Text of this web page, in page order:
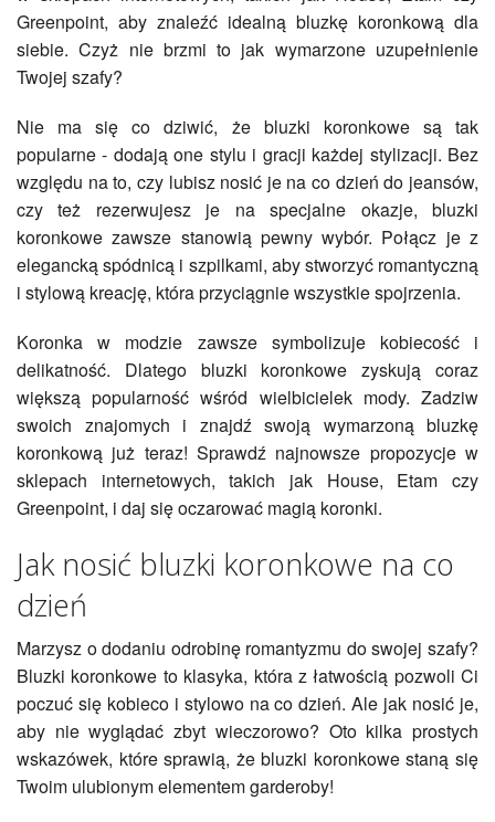
Greenpoint, aby znaleźć idealną bluzkę koronkową dla
siebie. Czyż nie brzmi to jak wymarzone uzupełnienie
Twojej szafy?
Nie ma się co dziwić, że bluzki koronkowe są tak
popularne - dodają one stylu i gracji każdej stylizacji. Bez
względu na to, czy lubisz nosić je na co dzień do jeansów,
czy też rezerwujesz je na specjalne okazje, bluzki
koronkowe zawsze stanowią pewny wybór. Połącz je z
elegancką spódnicą i szpilkami, aby stworzyć romantyczną
i stylową kreację, która przyciągnie wszystkie spojrzenia.
Koronka w modzie zawsze symbolizuje kobiecość i
delikatność. Dlatego bluzki koronkowe zyskują coraz
większą popularność wśród wielbicielek mody. Zadziw
swoich znajomych i znajdź swoją wymarzoną bluzkę
koronkową już teraz! Sprawdź najnowsze propozycje w
sklepach internetowych, takich jak House, Etam czy
Greenpoint, i daj się oczarować magią koronki.
Jak nosić bluzki koronkowe na co
dzień
Marzysz o dodaniu odrobinę romantyzmu do swojej szafy?
Bluzki koronkowe to klasyka, która z łatwością pozwoli Ci
poczuć się kobieco i stylowo na co dzień. Ale jak nosić je,
aby nie wyglądać zbyt wieczorowo? Oto kilka prostych
wskazówek, które sprawią, że bluzki koronkowe staną się
Twoim ulubionym elementem garderoby!